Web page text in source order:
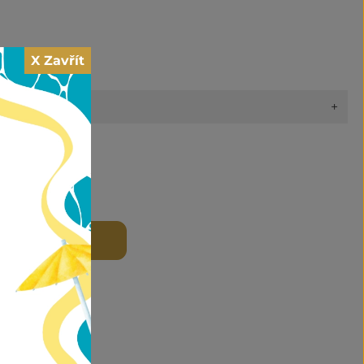
+
DO KOŠÍKU
X Zavřít